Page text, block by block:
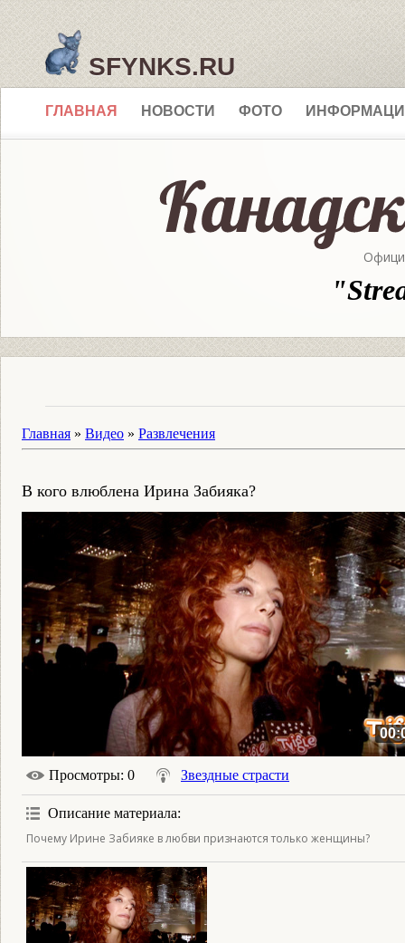
SFYNKS.RU
ГЛАВНАЯ НОВОСТИ ФОТО
Главная » Видео » Развлечения
В кого влюблена Ирина Забияка?
Просмотры: 0 Звездные страсти
Описание материала:
Почему Ирине Забияке в любви признаются только женщины?